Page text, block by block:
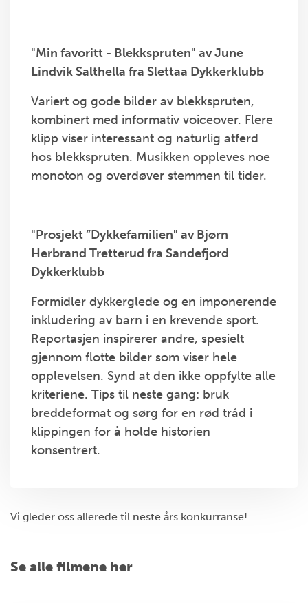
"Min favoritt - Blekkspruten" av June
Lindvik Salthella fra Slettaa Dykkerklubb
Variert og gode bilder av blekkspruten,
kombinert med informativ voiceover. Flere
klipp viser interessant og naturlig atferd
hos blekkspruten. Musikken oppleves noe
monoton og overdøver stemmen til tider.
"Prosjekt ”Dykkefamilien" av Bjørn
Herbrand Tretterud fra Sandefjord
Dykkerklubb
Formidler dykkerglede og en imponerende
inkludering av barn i en krevende sport.
Reportasjen inspirerer andre, spesielt
gjennom flotte bilder som viser hele
opplevelsen. Synd at den ikke oppfylte alle
kriteriene. Tips til neste gang: bruk
breddeformat og sørg for en rød tråd i
klippingen for å holde historien
konsentrert.
Vi gleder oss allerede til neste års konkurranse!
Se alle filmene her